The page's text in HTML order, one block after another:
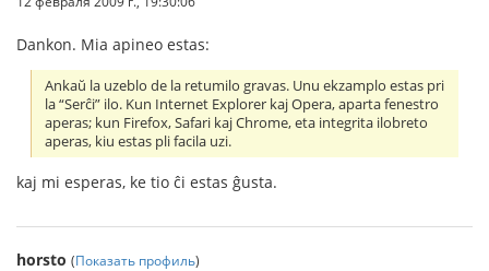
Dankon. Mia apineo estas:
Ankaŭ la uzeblo de la retumilo gravas. Unu ekzamplo estas pri
la “Serĉi” ilo. Kun Internet Explorer kaj Opera, aparta fenestro
aperas; kun Firefox, Safari kaj Chrome, eta integrita ilobreto
aperas, kiu estas pli facila uzi.
kaj mi esperas, ke tio ĉi estas ĝusta.
horsto (Показать профиль)